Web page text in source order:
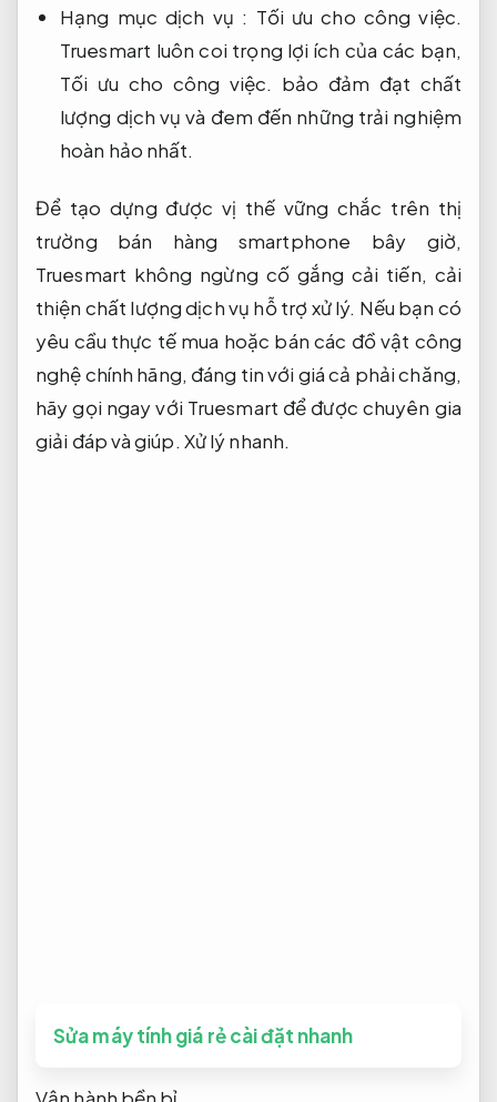
Hạng mục dịch vụ : Tối ưu cho công việc.
Truesmart luôn coi trọng lợi ích của các bạn,
Tối ưu cho công việc. bảo đảm đạt chất
lượng dịch vụ và đem đến những trải nghiệm
hoàn hảo nhất.
Để tạo dựng được vị thế vững chắc trên thị
trường bán hàng smartphone bây giờ,
Truesmart không ngừng cố gắng cải tiến, cải
thiện chất lượng dịch vụ hỗ trợ xử lý. Nếu bạn có
yêu cầu thực tế mua hoặc bán các đồ vật công
nghệ chính hãng, đáng tin với giá cả phải chăng,
hãy gọi ngay với Truesmart để được chuyên gia
giải đáp và giúp. Xử lý nhanh.
Sửa máy tính giá rẻ cài đặt nhanh